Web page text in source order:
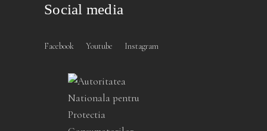
Social media
Facebook Youtube Instagram